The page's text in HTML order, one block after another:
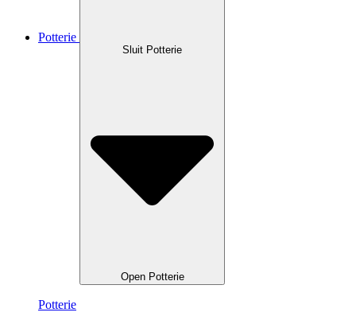
Potterie
Sluit Potterie
Open Potterie
Potterie